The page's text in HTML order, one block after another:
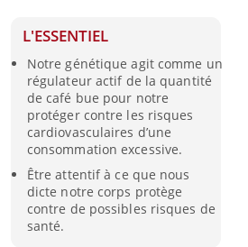
L'ESSENTIEL
Notre génétique agit comme un
régulateur actif de la quantité
de café bue pour notre
protéger contre les risques
cardiovasculaires d’une
consommation excessive.
Être attentif à ce que nous
dicte notre corps protège
contre de possibles risques de
santé.